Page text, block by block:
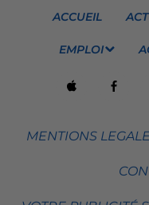
ACCUEIL
EMPLOI
MENTIONS